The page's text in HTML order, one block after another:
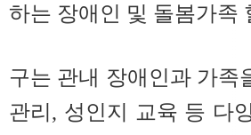
하는 장애인 및 돌봄가족
구는 관내 장애인과 가족
관리, 성인지 교육 등 다